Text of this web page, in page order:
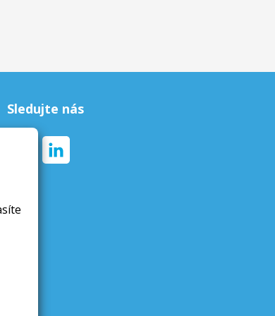
Sledujte nás